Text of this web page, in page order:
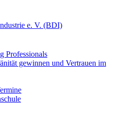
e. V. (BDI)
Professionals
gewinnen und Vertrauen im